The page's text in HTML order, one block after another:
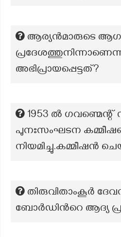
ആര്യൻമാരുടെ
അഭിപ്രായപ്പെട്ടത്?
1953 ൽ
പുനഃസംഘടന
നിയമിച്ചു.കമ്മീഷൻ
തിരുവിതാംകൂർ
ബോർഡിന്‍റെ ആദ്യ